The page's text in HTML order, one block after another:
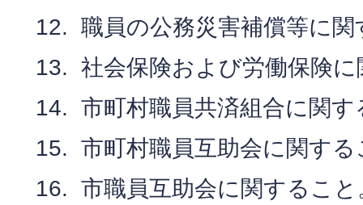
職員の公務災害補償等に
社会保険および労働保険
市町村職員共済組合に関す
市町村職員互助会に関する
市職員互助会に関すること